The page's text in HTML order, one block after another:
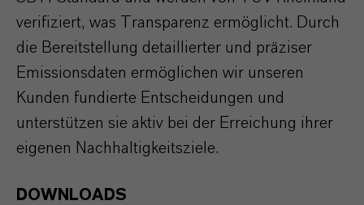
verifiziert, was Transparenz ermöglicht. Durch
die Bereitstellung detaillierter und präziser
Emissionsdaten ermöglichen wir unseren
Kunden fundierte Entscheidungen und
unterstützen sie aktiv bei der Erreichung ihrer
eigenen Nachhaltigkeitsziele.
DOWNLOADS